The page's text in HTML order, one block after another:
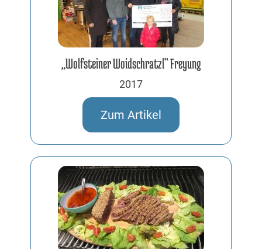
„Wolfsteiner Woidschratzl“ Freyung
2017
Zum Artikel